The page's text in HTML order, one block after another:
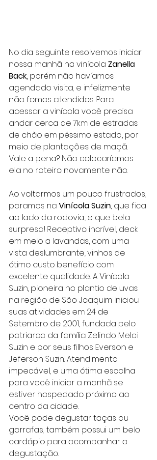
No dia seguinte resolvemos iniciar
nossa manhã na vinícola Zanella
Back, porém não havíamos
agendado visita, e infelizmente
não fomos atendidos. Para
acessar a vinícola você precisa
andar cerca de 7km de estradas
de chão em péssimo estado, por
meio de plantações de maçã.
Vale a pena? Não colocaríamos
ela no roteiro novamente não.
Ao voltarmos um pouco frustrados,
paramos na Vinícola Suzin, que fica
ao lado da rodovia, e que bela
surpresa! Receptivo incrível, deck
em meio a lavandas, com uma
vista deslumbrante, vinhos de
ótimo custo benefício com
excelente qualidade. A Vinícola
Suzin, pioneira no plantio de uvas
na região de São Joaquim iniciou
suas atividades em 24 de
Setembro de 2001, fundada pelo
patriarca da família Zelindo Melci
Suzin e por seus filhos Everson e
Jeferson Suzin. Atendimento
impecável, e uma ótima escolha
para você iniciar a manhã se
estiver hospedado próximo ao
centro da cidade.
Você pode degustar taças ou
garrafas, também possui um belo
cardápio para acompanhar a
degustação.